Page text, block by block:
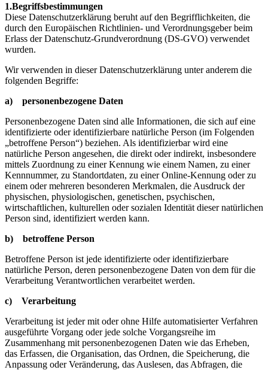
1.Begriffsbestimmungen
Diese Datenschutzerklärung beruht auf den Begrifflichkeiten, die
durch den Europäischen Richtlinien- und Verordnungsgeber beim
Erlass der Datenschutz-Grundverordnung (DS-GVO) verwendet
wurden.
Wir verwenden in dieser Datenschutzerklärung unter anderem die
folgenden Begriffe:
a) personenbezogene Daten
Personenbezogene Daten sind alle Informationen, die sich auf eine
identifizierte oder identifizierbare natürliche Person (im Folgenden
„betroffene Person“) beziehen. Als identifizierbar wird eine
natürliche Person angesehen, die direkt oder indirekt, insbesondere
mittels Zuordnung zu einer Kennung wie einem Namen, zu einer
Kennnummer, zu Standortdaten, zu einer Online-Kennung oder zu
einem oder mehreren besonderen Merkmalen, die Ausdruck der
physischen, physiologischen, genetischen, psychischen,
wirtschaftlichen, kulturellen oder sozialen Identität dieser natürlichen
Person sind, identifiziert werden kann.
b) betroffene Person
Betroffene Person ist jede identifizierte oder identifizierbare
natürliche Person, deren personenbezogene Daten von dem für die
Verarbeitung Verantwortlichen verarbeitet werden.
c) Verarbeitung
Verarbeitung ist jeder mit oder ohne Hilfe automatisierter Verfahren
ausgeführte Vorgang oder jede solche Vorgangsreihe im
Zusammenhang mit personenbezogenen Daten wie das Erheben,
das Erfassen, die Organisation, das Ordnen, die Speicherung, die
Anpassung oder Veränderung, das Auslesen, das Abfragen, die